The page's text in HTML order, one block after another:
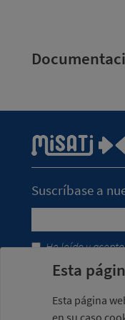
Suscríbase a
He leído y
Esta
Esta página
en su caso